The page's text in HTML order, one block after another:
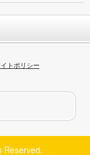
トポリシー
Reserved.